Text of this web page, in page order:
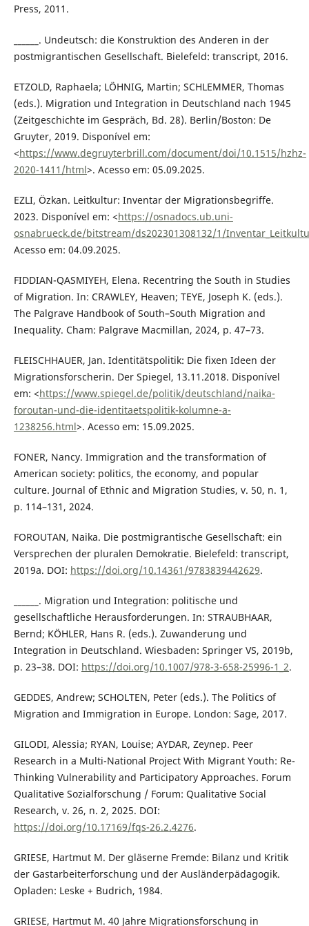
Press, 2011.
______. Undeutsch: die Konstruktion des Anderen in der
postmigrantischen Gesellschaft. Bielefeld: transcript, 2016.
ETZOLD, Raphaela; LÖHNIG, Martin; SCHLEMMER, Thomas
(eds.). Migration und Integration in Deutschland nach 1945
(Zeitgeschichte im Gespräch, Bd. 28). Berlin/Boston: De
Gruyter, 2019. Disponível em:
<https://www.degruyterbrill.com/document/doi/10.1515/hzhz-
2020-1411/html>. Acesso em: 05.09.2025.
EZLI, Özkan. Leitkultur: Inventar der Migrationsbegriffe.
2023. Disponível em: <https://osnadocs.ub.uni-
osnabrueck.de/bitstream/ds202301308132/1/
Acesso em: 04.09.2025.
FIDDIAN-QASMIYEH, Elena. Recentring the South in Studies
of Migration. In: CRAWLEY, Heaven; TEYE, Joseph K. (eds.).
The Palgrave Handbook of South–South Migration and
Inequality. Cham: Palgrave Macmillan, 2024, p. 47–73.
FLEISCHHAUER, Jan. Identitätspolitik: Die fixen Ideen der
Migrationsforscherin. Der Spiegel, 13.11.2018. Disponível
em: <https://www.spiegel.de/politik/deutschland/naika-
foroutan-und-die-identitaetspolitik-kolumne-a-
1238256.html>. Acesso em: 15.09.2025.
FONER, Nancy. Immigration and the transformation of
American society: politics, the economy, and popular
culture. Journal of Ethnic and Migration Studies, v. 50, n. 1,
p. 114–131, 2024.
FOROUTAN, Naika. Die postmigrantische Gesellschaft: ein
Versprechen der pluralen Demokratie. Bielefeld: transcript,
2019a. DOI: https://doi.org/10.14361/9783839442629.
______. Migration und Integration: politische und
gesellschaftliche Herausforderungen. In: STRAUBHAAR,
Bernd; KÖHLER, Hans R. (eds.). Zuwanderung und
Integration in Deutschland. Wiesbaden: Springer VS, 2019b,
p. 23–38. DOI: https://doi.org/10.1007/978-3-658-25996-1_2.
GEDDES, Andrew; SCHOLTEN, Peter (eds.). The Politics of
Migration and Immigration in Europe. London: Sage, 2017.
GILODI, Alessia; RYAN, Louise; AYDAR, Zeynep. Peer
Research in a Multi-National Project With Migrant Youth: Re-
Thinking Vulnerability and Participatory Approaches. Forum
Qualitative Sozialforschung / Forum: Qualitative Social
Research, v. 26, n. 2, 2025. DOI:
https://doi.org/10.17169/fqs-26.2.4276.
GRIESE, Hartmut M. Der gläserne Fremde: Bilanz und Kritik
der Gastarbeiterforschung und der Ausländerpädagogik.
Opladen: Leske + Budrich, 1984.
GRIESE, Hartmut M. 40 Jahre Migrationsforschung in